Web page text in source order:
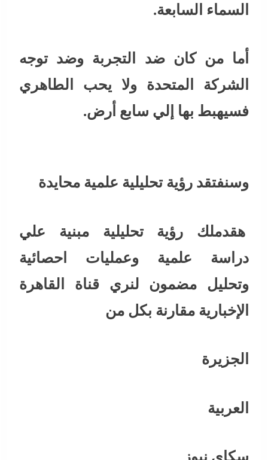
السماء السابعة.
أما من كان ضد التجربة وضد توجه
الشركة المتحدة ولا يحب الطاهري
فسيهبط بها إلي سابع أرض.
وسنفتقد رؤية تحليلية علمية محايدة
هقدملك رؤية تحليلية مبنية علي
دراسة علمية وعمليات احصائية
وتحليل مضمون لنري قناة القاهرة
الإخبارية مقارنة بكل من
الجزيرة
العربية
سكاي نيوز